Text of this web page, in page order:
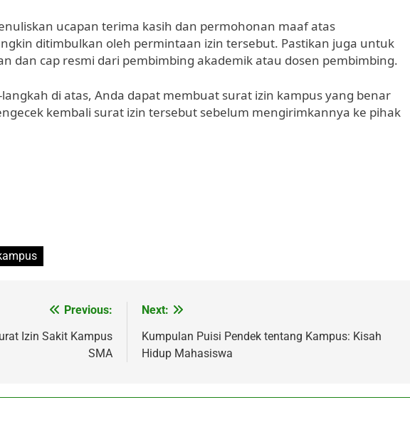
ucapan terima kasih dan permohonan maaf atas
ditimbulkan oleh permintaan izin tersebut. Pastikan juga untuk
dan cap resmi dari pembimbing akademik atau dosen pembimbing.
di atas, Anda dapat membuat surat izin kampus yang benar
kembali surat izin tersebut sebelum mengirimkannya ke pihak
Previous:
Izin Sakit Kampus
SMA
Next:
Kumpulan Puisi Pendek tentang Kampus: Kisah
Hidup Mahasiswa